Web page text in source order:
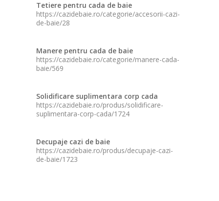
Tetiere pentru cada de baie
https://cazidebaie.ro/categorie/accesorii-cazi-
de-baie/28
Manere pentru cada de baie
https://cazidebaie.ro/categorie/manere-cada-
baie/569
Solidificare suplimentara corp cada
https://cazidebaie.ro/produs/solidificare-
suplimentara-corp-cada/1724
Decupaje cazi de baie
https://cazidebaie.ro/produs/decupaje-cazi-
de-baie/1723